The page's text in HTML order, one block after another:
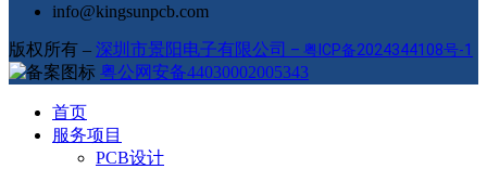
info@kingsunpcb.com
版权所有 – 深圳市景阳电子有限公司 – 粤ICP备2024344108号-1
粤公网安备44030002005343
首页
服务项目
PCB设计